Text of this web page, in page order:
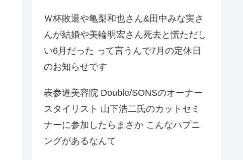
Ｗ杯敗退や亀梨和也さん&田中みな実さ
んが結婚や美輪明宏さん死去と慌ただし
い6月だった って言うんで7月の定休日
のお知らせです
表参道美容院 Double/SONSのオーナー
スタイリスト 山下浩二氏のカットセミ
ナーに参加したらまさか こんなハプニ
ングがあるなんて